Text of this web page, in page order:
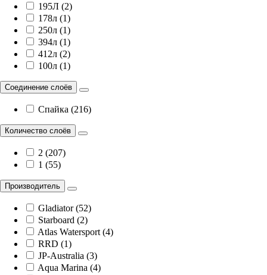
195Л (2)
178л (1)
250л (1)
394л (1)
412л (2)
100л (1)
Соединение слоёв
Спайка (216)
Количество слоёв
2 (207)
1 (55)
Производитель
Gladiator (52)
Starboard (2)
Atlas Watersport (4)
RRD (1)
JP-Australia (3)
Aqua Marina (4)